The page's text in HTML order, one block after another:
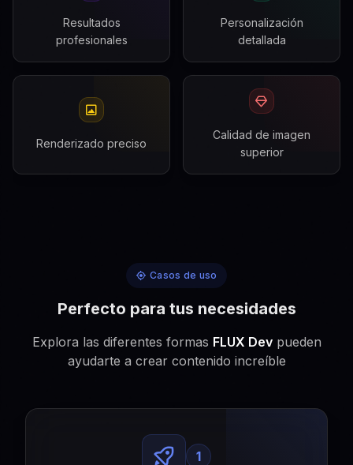
Resultados
profesionales
Personalización
detallada
Renderizado preciso
Calidad de imagen
superior
Casos de uso
Perfecto para tus necesidades
Explora las diferentes formas FLUX Devpueden
ayudarte a crear contenido increíble
1